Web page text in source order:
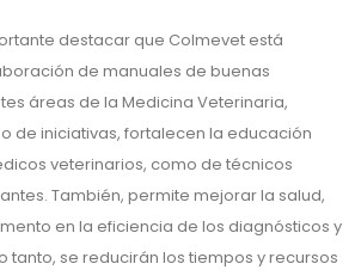
destacar que Colmevet está
de manuales de buenas
áreas de la Medicina Veterinaria,
de iniciativas, fortalecen la educación
veterinarios, como de técnicos
También, permite mejorar la salud,
en la eficiencia de los diagnósticos y
tanto, se reducirán los tiempos y recursos